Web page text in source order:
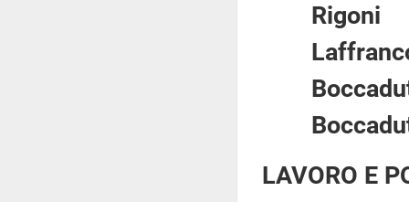
LAVORO E